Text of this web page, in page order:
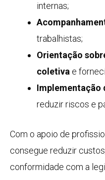
internas;
trabalhistas;
Orientação
coletiva e
Implementação
reduzir riscos e
Com o apoio de
consegue reduzir
conformidade com a